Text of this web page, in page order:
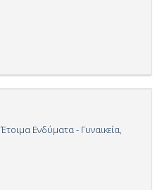
Έτοιμα Ενδύματα - Γυναικεία,